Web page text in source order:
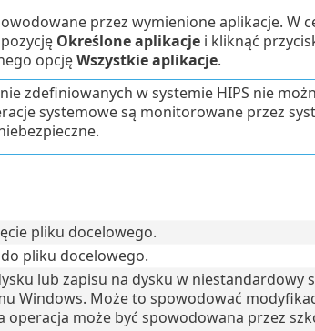
przez wymienione aplikacje. W
Określone aplikacjei kliknąć
opcjęWszystkie aplikacje.
zdefiniowanych w systemie HIPS nie
systemowe są monitorowane przez
pliku docelowego.
pliku docelowego.
lub zapisu na dysku w niestandardowy
Windows. Może to spowodować
operacja może być spowodowana przez